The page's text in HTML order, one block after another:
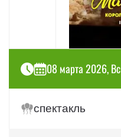
08 марта 2026, Вс
спектакль